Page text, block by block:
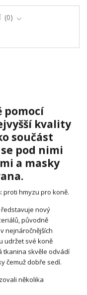
0
pomocí
kvality
součást
pod nimi
a masky
proti hmyzu pro koně.
nový
původně
nejnáročnějších
udržet své koně
tkanina skvěle odvádí
čemuž dobře sedí.
několika